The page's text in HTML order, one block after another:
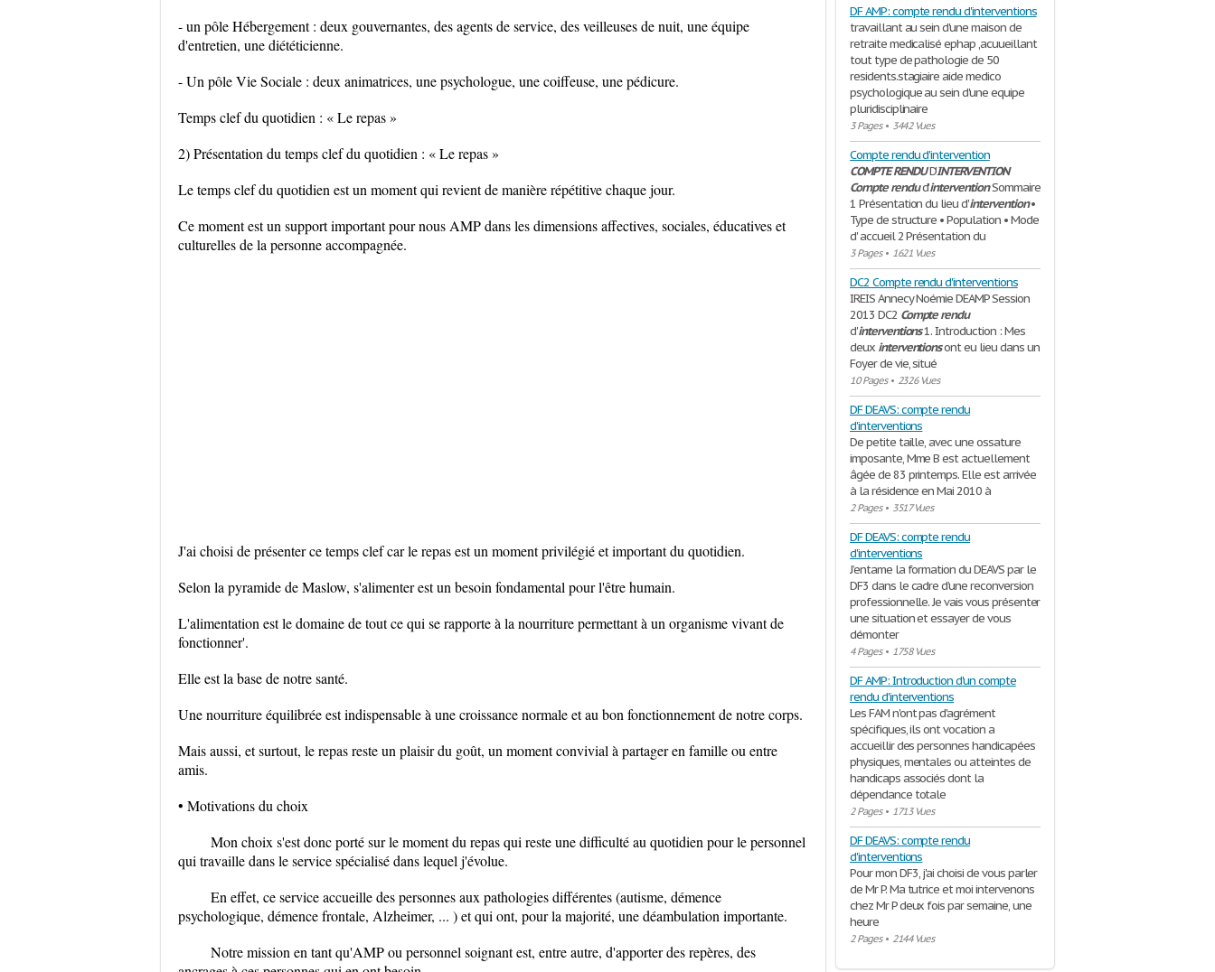
- un pôle Hébergement : deux gouvernantes, des agents de service, des veilleuses de nuit, une équipe
d'entretien, une diététicienne.
- Un pôle Vie Sociale : deux animatrices, une psychologue, une coiffeuse, une pédicure.
Temps clef du quotidien : « Le repas »
2) Présentation du temps clef du quotidien : « Le repas »
Le temps clef du quotidien est un moment qui revient de manière répétitive chaque jour.
Ce moment est un support important pour nous AMP dans les dimensions affectives, sociales, éducatives et
culturelles de la personne accompagnée.
J'ai choisi de présenter ce temps clef car le repas est un moment privilégié et important du quotidien.
Selon la pyramide de Maslow, s'alimenter est un besoin fondamental pour l'être humain.
L'alimentation est le domaine de tout ce qui se rapporte à la nourriture permettant à un organisme vivant de
fonctionner'.
Elle est la base de notre santé.
Une nourriture équilibrée est indispensable à une croissance normale et au bon fonctionnement de notre corps.
Mais aussi, et surtout, le repas reste un plaisir du goût, un moment convivial à partager en famille ou entre
amis.
• Motivations du choix
Mon choix s'est donc porté sur le moment du repas qui reste une difficulté au quotidien pour le personnel
qui travaille dans le service spécialisé dans lequel j'évolue.
En effet, ce service accueille des personnes aux pathologies différentes (autisme, démence
psychologique, démence frontale, Alzheimer, ... ) et qui ont, pour la majorité, une déambulation importante.
Notre mission en tant qu'AMP ou personnel soignant est, entre autre, d'apporter des repères, des
DF AMP: compte rendu d'interventions
travaillant au sein d'une maison de
retraite medicalisé ephap ,acuueillant
tout type de pathologie de 50
residents.stagiaire aide medico
psychologique au sein d'une equipe
pluridisciplinaire
3 Pages• 3442 Vues
Compte rendu d'intervention
COMPTERENDUD'INTERVENTION
Compte rendud'interventionSommaire
1 Présentation du lieu d'intervention•
Type de structure • Population • Mode
d' accueil 2 Présentation du
3 Pages• 1621 Vues
DC2 Compte rendu d'interventions
IREIS Annecy Noémie DEAMP Session
2013 DC2 Compte rendu
d'interventions1. Introduction : Mes
deux interventionsont eu lieu dans un
Foyer de vie, situé
10 Pages• 2326 Vues
DF DEAVS: compte rendu
d'interventions
De petite taille, avec une ossature
imposante, Mme B est actuellement
âgée de 83 printemps. Elle est arrivée
à la résidence en Mai 2010 à
2 Pages• 3517 Vues
DF DEAVS: compte rendu
d'interventions
J’entame la formation du DEAVS par le
DF3 dans le cadre d’une reconversion
professionnelle. Je vais vous présenter
une situation et essayer de vous
démonter
4 Pages• 1758 Vues
DF AMP: Introduction d'un compte
rendu d'interventions
Les FAM n'ont pas d'agrément
spécifiques, ils ont vocation a
accueillir des personnes handicapées
physiques, mentales ou atteintes de
handicaps associés dont la
dépendance totale
2 Pages• 1713 Vues
DF DEAVS: compte rendu
d'interventions
Pour mon DF3, j'ai choisi de vous parler
de Mr P. Ma tutrice et moi intervenons
chez Mr P deux fois par semaine, une
heure
2 Pages• 2144 Vues